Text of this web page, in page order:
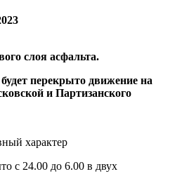
слоя асфальта.
характер
с 24.00 до 6.00 в двух